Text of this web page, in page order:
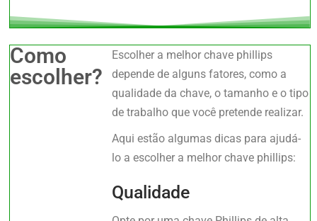
Como
escolher?
Escolher a melhor chave phillips
depende de alguns fatores, como a
qualidade da chave, o tamanho e o tipo
de trabalho que você pretende realizar.
Aqui estão algumas dicas para ajudá-
lo a escolher a melhor chave phillips:
Qualidade